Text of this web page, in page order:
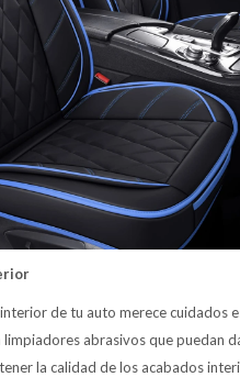
de tu auto merece cuidados
abrasivos que puedan
la calidad de los acabados